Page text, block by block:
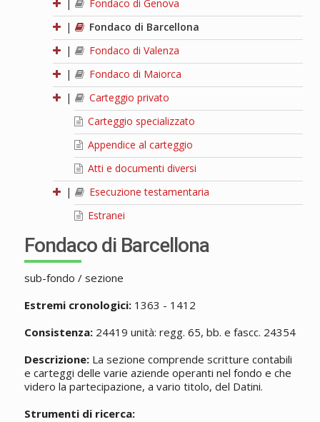
|
Fondaco di Genova
|
Fondaco di Barcellona
|
Fondaco di Valenza
|
Fondaco di Maiorca
|
Carteggio privato
Carteggio specializzato
Appendice al carteggio
Atti e documenti diversi
|
Esecuzione testamentaria
Estranei
Fondaco di Barcellona
sub-fondo / sezione
Estremi cronologici:1363 - 1412
Consistenza:24419 unità: regg. 65, bb. e fascc. 24354
Descrizione:La sezione comprende scritture contabili
e carteggi delle varie aziende operanti nel fondo e che
videro la partecipazione, a vario titolo, del Datini.
Strumenti di ricerca: